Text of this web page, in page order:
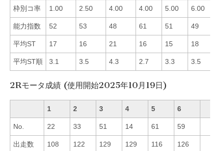
枠別コ率 1.00 2.50 4.00 4.00 5.00 6.00
能力指数 52 53 48 61 51 49
平均ST 17 16 21 16 15 18
平均ST順 3.1 3.5 4.3 2.7 3.3 3.5
2Rモータ成績 (使用開始2025年10月19日)
1 2 3 4 5 6
No. 22 33 51 14 61 59
出走数 108 122 129 129 116 126